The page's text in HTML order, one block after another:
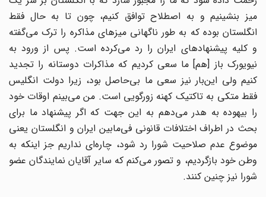
میز بنشینیم و به اصطلاح توافق کنیم، چون تا به حال فقط
انگلستان بوده که به طور ناگهانی میزهای مذاکره را ترک می‌گفته
و کلیه پیشنهادهای ایران را رد می‌کرده است. پس از ورود به
نیویورک باز [هم] ما سعی کردیم که مذاکرات دوستانه را تجدید
کنیم ولی این‌بار نیز سعی ما بی‌حاصل بود، زیرا دولت انگلیس
فقط متکی به تاکتیک کهنه زورگویی است. من می‌بینم اوقات خود
را بیهوده به هدر می‌دهم به این جهت که اگر پیشنهاد ما برای
بحث در اطراف اختلافات قانونی فی‌مابین ایران و انگلستان یعنی
موضوع عدم صلاحیت شورا رد شود، چاره‌ای نداریم جز اینکه به
وطن خود بازگردیم، و تصور می‌کنم که سایر آقایان نمایندگان عضو
شورا نیز چنین کنند.